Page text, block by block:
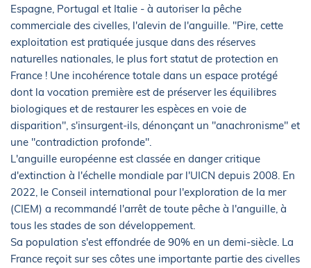
Espagne, Portugal et Italie - à autoriser la pêche
commerciale des civelles, l'alevin de l'anguille. "Pire, cette
exploitation est pratiquée jusque dans des réserves
naturelles nationales, le plus fort statut de protection en
France ! Une incohérence totale dans un espace protégé
dont la vocation première est de préserver les équilibres
biologiques et de restaurer les espèces en voie de
disparition", s'insurgent-ils, dénonçant un "anachronisme" et
une "contradiction profonde".
L'anguille européenne est classée en danger critique
d'extinction à l'échelle mondiale par l'UICN depuis 2008. En
2022, le Conseil international pour l'exploration de la mer
(CIEM) a recommandé l'arrêt de toute pêche à l'anguille, à
tous les stades de son développement.
Sa population s'est effondrée de 90% en un demi-siècle. La
France reçoit sur ses côtes une importante partie des civelles